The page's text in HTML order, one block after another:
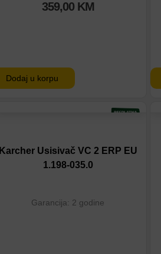
359,00 KM
Dodaj u korpu
Karcher Usisivač VC 2 ERP EU
1.198-035.0
Garancija: 2 godine